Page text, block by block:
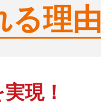
る理由
現！